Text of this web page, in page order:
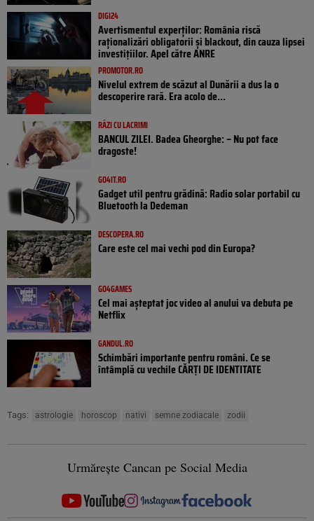
DIGI24
Avertismentul experților: România riscă
raționalizări obligatorii și blackout, din cauza lipsei
investițiilor. Apel către ANRE
PROMOTOR.RO
Nivelul extrem de scăzut al Dunării a dus la o
descoperire rară. Era acolo de...
RÂZI CU LACRIMI
BANCUL ZILEI. Badea Gheorghe: – Nu pot face
dragoste!
GO4IT.RO
Gadget util pentru grădină: Radio solar portabil cu
Bluetooth la Dedeman
DESCOPERA.RO
Care este cel mai vechi pod din Europa?
GO4GAMES
Cel mai așteptat joc video al anului va debuta pe
Netflix
GANDUL.RO
Schimbări importante pentru români. Ce se
întâmplă cu vechile CĂRȚI DE IDENTITATE
Tags: astrologie horoscop nativi semne zodiacale zodii
Urmărește Cancan pe Social Media